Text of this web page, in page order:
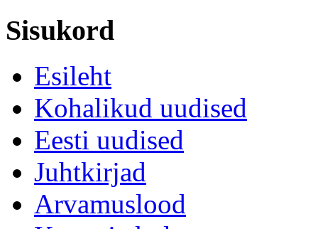
Sisukord
Esileht
Kohalikud uudised
Eesti uudised
Juhtkirjad
Arvamuslood